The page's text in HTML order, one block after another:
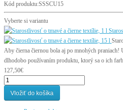
Kód produktu:SSSCU15
Vyberte si variantu
Aby čierna čiernou bola aj po mnohých praniach!
dlhodobo používaním produktu, ktorý sa o ich
127,50€
Vložiť do košíka